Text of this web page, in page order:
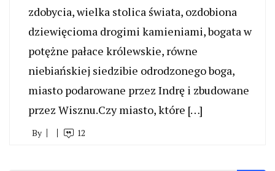
zdobycia, wielka stolica świata, ozdobiona
dziewięcioma drogimi kamieniami, bogata w
potężne pałace królewskie, równe
niebiańskiej siedzibie odrodzonego boga,
miasto podarowane przez Indrę i zbudowane
przez Wisznu.Czy miasto, które […]
By 12